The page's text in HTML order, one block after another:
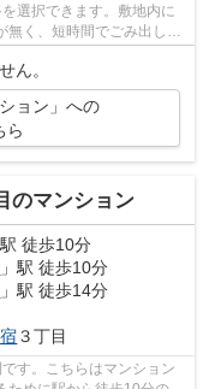
選択できます。敷地内に
く、短時間でごみ出しを
ん。
ョン」への
ら
のマンション
駅 徒歩10分
」駅 徒歩10分
」駅 徒歩14分
３丁目
す。こちらはマンション